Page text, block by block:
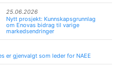
25.06.2026
Nytt prosjekt: Kunnskapsgrunnlag
om Enovas bidrag til varige
markedsendringer
er gjenvalgt som leder for NAEE